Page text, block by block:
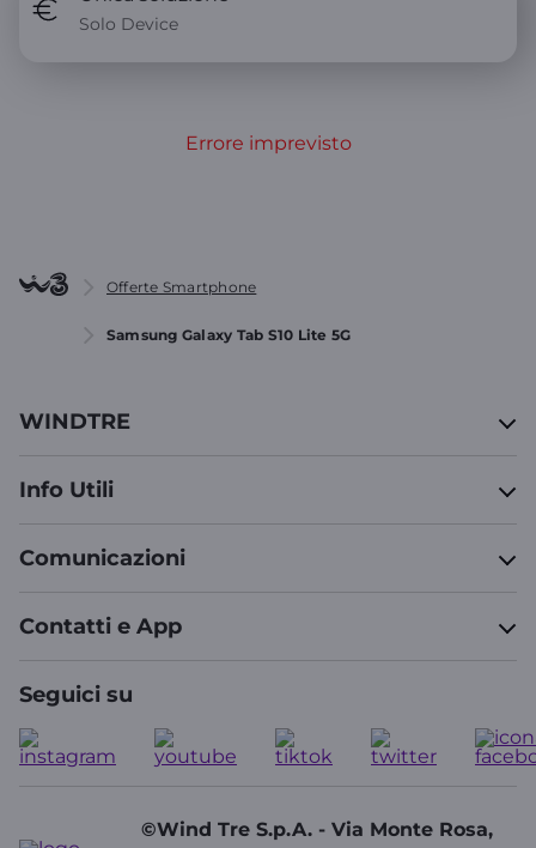
Solo Device
Errore imprevisto
Offerte Smartphone
Samsung Galaxy Tab S10 Lite 5G
WINDTRE
Info Utili
Comunicazioni
Contatti e App
Seguici su
©Wind Tre S.p.A. - Via Monte Rosa,